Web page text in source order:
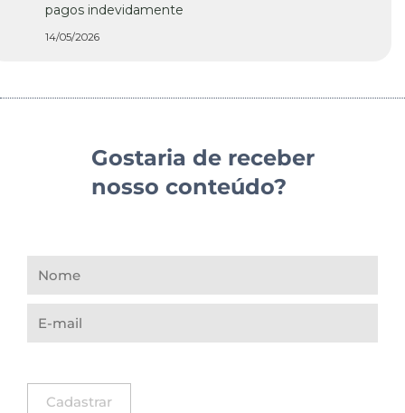
pagos indevidamente
14/05/2026
Gostaria de receber
nosso conteúdo?